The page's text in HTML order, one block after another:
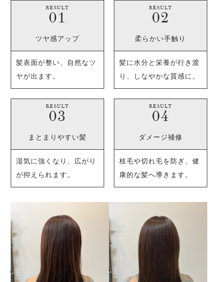
RESULT
ツヤ感アップ
髪表面が整い、自然なツ
ヤが出ます。
RESULT
柔らかい手触り
髪に水分と栄養が行き渡
り、しなやかな質感に。
RESULT
まとまりやすい髪
湿気に強くなり、広がり
が抑えられます。
RESULT
ダメージ補修
枝毛や切れ毛を防ぎ、健
康的な髪へ導きます。